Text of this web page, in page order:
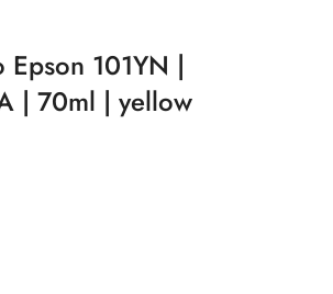
Epson 101YN |
| 70ml | yellow